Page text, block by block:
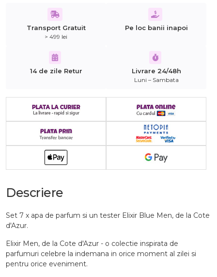
Transport Gratuit
> 499 lei
Pe loc banii inapoi
14 de zile Retur Livrare 24/48h
Luni – Sambata
Descriere
Set 7 x apa de parfum si un tester Elixir Blue Men, de la Cote
d'Azur.
Elixir Men, de la Cote d'Azur - o colectie inspirata de
parfumuri celebre la indemana in orice moment al zilei si
pentru orice eveniment.